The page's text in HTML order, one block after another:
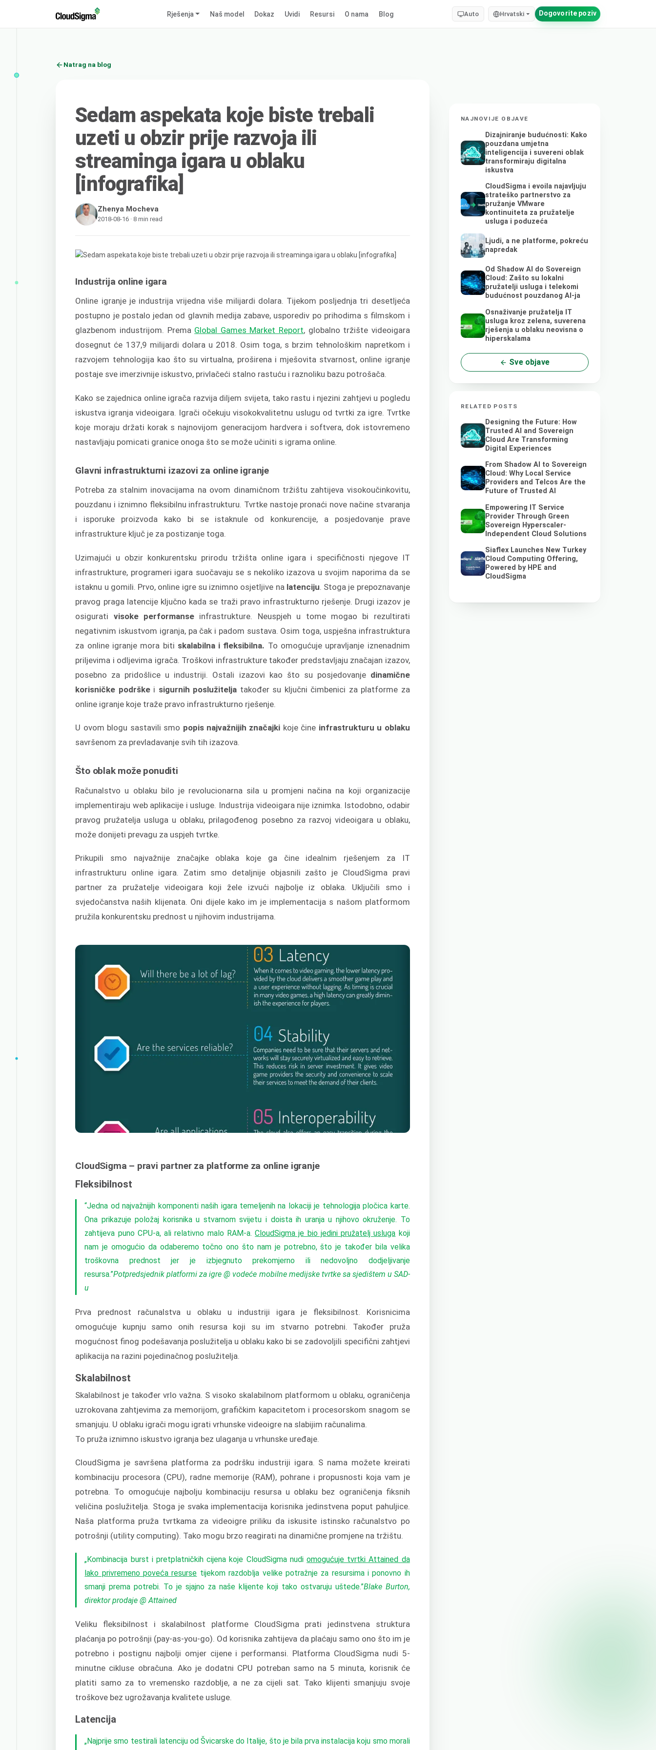
Rješenja Naš model Dokaz Uvidi Resursi O nama Blog Auto Hrvatski Dogovorite poziv
Natrag na blog
Sedam aspekata koje biste trebali
uzeti u obzir prije razvoja ili
streaminga igara u oblaku
[infografika]
Zhenya Mocheva
2018-08-16 · 8 min read
Industrija online igara
Online igranje je industrija vrijedna više milijardi dolara. Tijekom posljednja tri desetljeća
postupno je postalo jedan od glavnih medija zabave, usporediv po prihodima s filmskom i
glazbenom industrijom. Prema Global Games Market Report, globalno tržište videoigara
dosegnut će 137,9 milijardi dolara u 2018. Osim toga, s brzim tehnološkim napretkom i
razvojem tehnologija kao što su virtualna, proširena i mješovita stvarnost, online igranje
postaje sve imerzivnije iskustvo, privlačeći stalno rastuću i raznoliku bazu potrošača.
Kako se zajednica online igrača razvija diljem svijeta, tako rastu i njezini zahtjevi u pogledu
iskustva igranja videoigara. Igrači očekuju visokokvalitetnu uslugu od tvrtki za igre. Tvrtke
koje moraju držati korak s najnovijom generacijom hardvera i softvera, dok istovremeno
nastavljaju pomicati granice onoga što se može učiniti s igrama online.
Glavni infrastrukturni izazovi za online igranje
Potreba za stalnim inovacijama na ovom dinamičnom tržištu zahtijeva visokoučinkovitu,
pouzdanu i iznimno fleksibilnu infrastrukturu. Tvrtke nastoje pronaći nove načine stvaranja
i isporuke proizvoda kako bi se istaknule od konkurencije, a posjedovanje prave
infrastrukture ključ je za postizanje toga.
Uzimajući u obzir konkurentsku prirodu tržišta online igara i specifičnosti njegove IT
infrastrukture, programeri igara suočavaju se s nekoliko izazova u svojim naporima da se
istaknu u gomili. Prvo, online igre su iznimno osjetljive na latenciju . Stoga je prepoznavanje
pravog praga latencije ključno kada se traži pravo infrastrukturno rješenje. Drugi izazov je
osigurati visoke performanse infrastrukture. Neuspjeh u tome mogao bi rezultirati
negativnim iskustvom igranja, pa čak i padom sustava. Osim toga, uspješna infrastruktura
za online igranje mora biti skalabilna i fleksibilna. To omogućuje upravljanje iznenadnim
priljevima i odljevima igrača. Troškovi infrastrukture također predstavljaju značajan izazov,
posebno za pridošlice u industriji. Ostali izazovi kao što su posjedovanje dinamične
korisničke podrškei sigurnih poslužitelja također su ključni čimbenici za platforme za
online igranje koje traže pravo infrastrukturno rješenje.
U ovom blogu sastavili smo popis najvažnijih značajki koje čine infrastrukturu u oblaku
savršenom za prevladavanje svih tih izazova.
Što oblak može ponuditi
Računalstvo u oblaku bilo je revolucionarna sila u promjeni načina na koji organizacije
implementiraju web aplikacije i usluge. Industrija videoigara nije iznimka. Istodobno, odabir
pravog pružatelja usluga u oblaku, prilagođenog posebno za razvoj videoigara u oblaku,
može donijeti prevagu za uspjeh tvrtke.
Prikupili smo najvažnije značajke oblaka koje ga čine idealnim rješenjem za IT
infrastrukturu online igara. Zatim smo detaljnije objasnili zašto je CloudSigma pravi
partner za pružatelje videoigara koji žele izvući najbolje iz oblaka. Uključili smo i
svjedočanstva naših klijenata. Oni dijele kako im je implementacija s našom platformom
pružila konkurentsku prednost u njihovim industrijama.
CloudSigma – pravi partner za platforme za online igranje
Fleksibilnost
“Jedna od najvažnijih komponenti naših igara temeljenih na lokaciji je tehnologija pločica karte.
Ona prikazuje položaj korisnika u stvarnom svijetu i doista ih uranja u njihovo okruženje. To
zahtijeva puno CPU-a, ali relativno malo RAM-a.CloudSigma je bio jedini pružatelj usluga koji
nam je omogućio da odaberemo točno ono što nam je potrebno, što je također bila velika
troškovna prednost jer je izbjegnuto prekomjerno ili nedovoljno dodjeljivanje
resursa.”Potpredsjednik platformi za igre @ vodeće mobilne medijske tvrtke sa sjedištem u SAD-
u
Prva prednost računalstva u oblaku u industriji igara je fleksibilnost. Korisnicima
omogućuje kupnju samo onih resursa koji su im stvarno potrebni. Također pruža
mogućnost finog podešavanja poslužitelja u oblaku kako bi se zadovoljili specifični zahtjevi
aplikacija na razini pojedinačnog poslužitelja.
Skalabilnost
Skalabilnost je također vrlo važna. S visoko skalabilnom platformom u oblaku, ograničenja
uzrokovana zahtjevima za memorijom, grafičkim kapacitetom i procesorskom snagom se
smanjuju. U oblaku igrači mogu igrati vrhunske videoigre na slabijim računalima.
To pruža iznimno iskustvo igranja bez ulaganja u vrhunske uređaje.
CloudSigma je savršena platforma za podršku industriji igara. S nama možete kreirati
kombinaciju procesora (CPU), radne memorije (RAM), pohrane i propusnosti koja vam je
potrebna. To omogućuje najbolju kombinaciju resursa u oblaku bez ograničenja fiksnih
veličina poslužitelja. Stoga je svaka implementacija korisnika jedinstvena poput pahuljice.
Naša platforma pruža tvrtkama za videoigre priliku da iskusite istinsko računalstvo po
potrošnji (utility computing). Tako mogu brzo reagirati na dinamične promjene na tržištu.
„Kombinacija burst i pretplatničkih cijena koje CloudSigma nudiomogućuje tvrtki Attained da
lako privremeno poveća resurse tijekom razdoblja velike potražnje za resursima i ponovno ih
smanji prema potrebi. To je sjajno za naše klijente koji tako ostvaruju uštede.”Blake Burton,
direktor prodaje @ Attained
Veliku fleksibilnost i skalabilnost platforme CloudSigma prati jedinstvena struktura
plaćanja po potrošnji (pay-as-you-go). Od korisnika zahtijeva da plaćaju samo ono što im je
potrebno i postignu najbolji omjer cijene i performansi. Platforma CloudSigma nudi 5-
minutne cikluse obračuna. Ako je dodatni CPU potreban samo na 5 minuta, korisnik će
platiti samo za to vremensko razdoblje, a ne za cijeli sat. Tako klijenti smanjuju svoje
troškove bez ugrožavanja kvalitete usluge.
Latencija
„Najprije smo testirali latenciju od Švicarske do Italije, što je bila prva instalacija koju smo morali
NAJNOVIJE OBJAVE
Dizajniranje budućnosti: Kako
pouzdana umjetna
inteligencija i suvereni oblak
transformiraju digitalna
iskustva
CloudSigma i evoila najavljuju
strateško partnerstvo za
pružanje VMware
kontinuiteta za pružatelje
usluga i poduzeća
Ljudi, a ne platforme, pokreću
napredak
Od Shadow AI do Sovereign
Cloud: Zašto su lokalni
pružatelji usluga i telekomi
budućnost pouzdanog AI-ja
Osnaživanje pružatelja IT
usluga kroz zelena, suverena
rješenja u oblaku neovisna o
hiperskalama
Sve objave
RELATED POSTS
Designing the Future: How
Trusted AI and Sovereign
Cloud Are Transforming
Digital Experiences
From Shadow AI to Sovereign
Cloud: Why Local Service
Providers and Telcos Are the
Future of Trusted AI
Empowering IT Service
Provider Through Green
Sovereign Hyperscaler-
Independent Cloud Solutions
Siaflex Launches New Turkey
Cloud Computing Offering,
Powered by HPE and
CloudSigma